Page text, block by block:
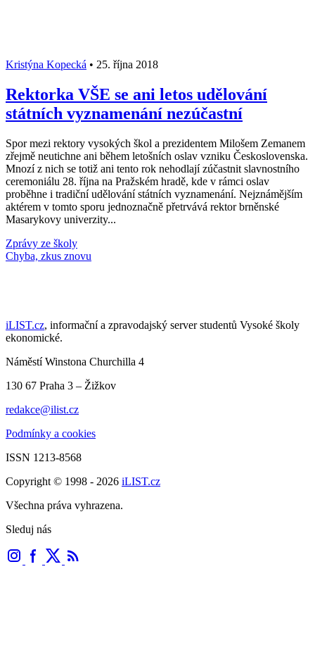
Kristýna Kopecká • 25. října 2018
Rektorka VŠE se ani letos udělování
státních vyznamenání nezúčastní
Spor mezi rektory vysokých škol a prezidentem Milošem Zemanem
zřejmě neutichne ani během letošních oslav vzniku Československa.
Mnozí z nich se totiž ani tento rok nehodlají zúčastnit slavnostního
ceremoniálu 28. října na Pražském hradě, kde v rámci oslav
proběhne i tradiční udělování státních vyznamenání. Nejznámějším
aktérem v tomto sporu jednoznačně přetrvává rektor brněnské
Masarykovy univerzity...
Zprávy ze školy
Načti další články
iLIST.cz, informační a zpravodajský server studentů Vysoké školy
ekonomické.
Náměstí Winstona Churchilla 4
130 67 Praha 3 – Žižkov
redakce@ilist.cz
Podmínky a cookies
ISSN 1213-8568
Copyright © 1998 - 2026 iLIST.cz
Všechna práva vyhrazena.
Sleduj nás